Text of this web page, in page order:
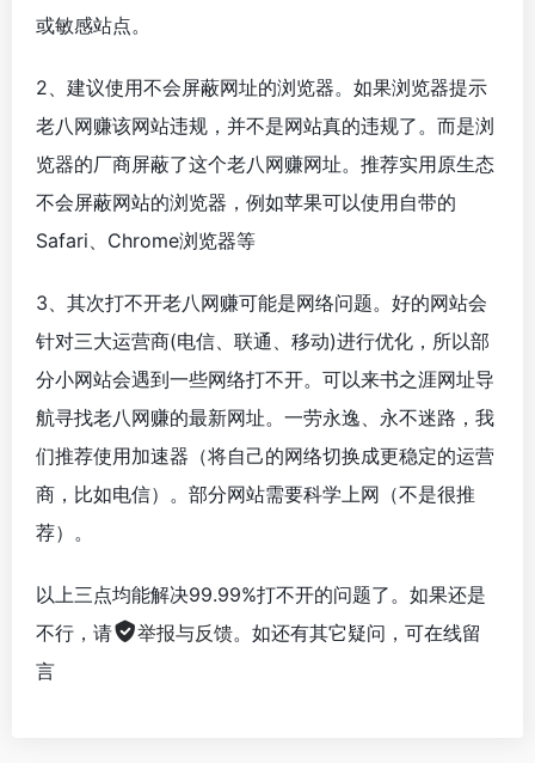
或敏感站点。
2、建议使用不会屏蔽网址的浏览器。如果浏览器提示
老八网赚该网站违规，并不是网站真的违规了。而是浏
览器的厂商屏蔽了这个老八网赚网址。推荐实用原生态
不会屏蔽网站的浏览器，例如苹果可以使用自带的
Safari、Chrome浏览器等
3、其次打不开老八网赚可能是网络问题。好的网站会
针对三大运营商(电信、联通、移动)进行优化，所以部
分小网站会遇到一些网络打不开。可以来书之涯网址导
航寻找老八网赚的最新网址。一劳永逸、永不迷路，我
们推荐使用加速器（将自己的网络切换成更稳定的运营
商，比如电信）。部分网站需要科学上网（不是很推
荐）。
以上三点均能解决99.99%打不开的问题了。如果还是
不行，请
举报与反馈。如还有其它疑问，可在线留
言